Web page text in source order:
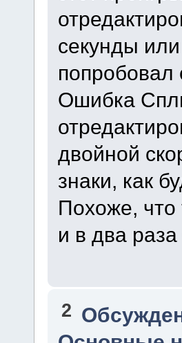
секунды
попробовал
Ошибка
двойной
знаки, как
Похоже, что
и в два
2